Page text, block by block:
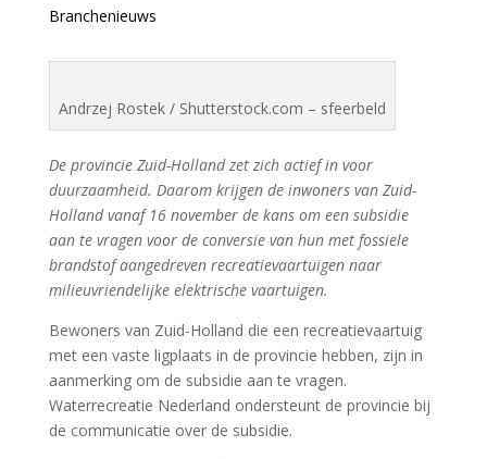
Branchenieuws
Andrzej Rostek / Shutterstock.com – sfeerbeld
De provincie Zuid-Holland zet zich actief in voor
duurzaamheid. Daarom krijgen de inwoners van Zuid-
Holland vanaf 16 november de kans om een subsidie
aan te vragen voor de conversie van hun met fossiele
brandstof aangedreven recreatievaartuigen naar
milieuvriendelijke elektrische vaartuigen.
Bewoners van Zuid-Holland die een recreatievaartuig
met een vaste ligplaats in de provincie hebben, zijn in
aanmerking om de subsidie aan te vragen.
Waterrecreatie Nederland ondersteunt de provincie bij
de communicatie over de subsidie.